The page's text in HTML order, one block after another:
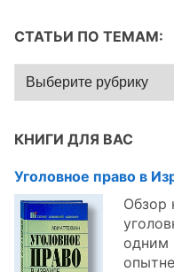
СТАТЬИ ПО ТЕМАМ:
Статьи
по
КНИГИ ДЛЯ ВАС
Уголовное право в
Обзор
одним